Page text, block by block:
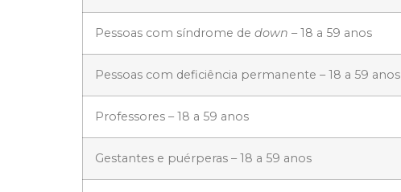
Pessoas com síndrome de down – 18 a 59 anos
Pessoas com deficiência permanente – 18 a 59 anos
Professores – 18 a 59 anos
Gestantes e puérperas – 18 a 59 anos